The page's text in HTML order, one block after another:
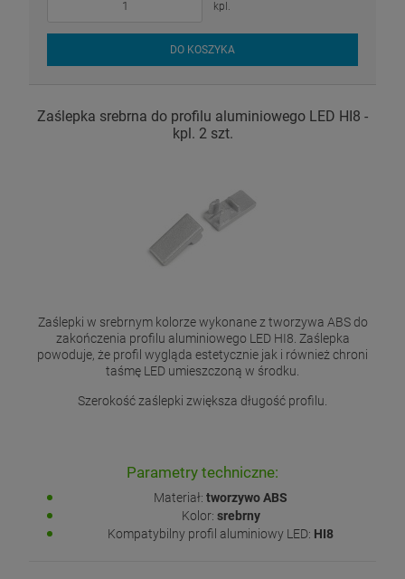
kpl.
DO KOSZYKA
Zaślepka srebrna do profilu aluminiowego LED HI8 -
kpl. 2 szt.
Zaślepki w srebrnym kolorze wykonane z tworzywa ABS do
zakończenia profilu aluminiowego LED HI8. Zaślepka
powoduje, że profil wygląda estetycznie jak i również chroni
taśmę LED umieszczoną w środku.
Szerokość zaślepki zwiększa długość profilu.
Parametry techniczne:
Materiał: tworzywo ABS
Kolor: srebrny
Kompatybilny profil aluminiowy LED: HI8